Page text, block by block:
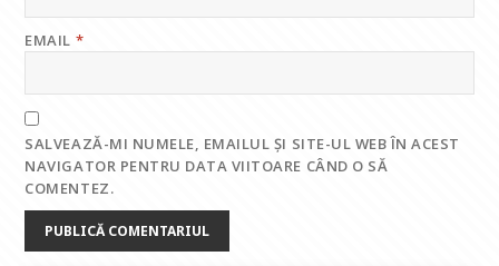
EMAIL *
SALVEAZĂ-MI NUMELE, EMAILUL ȘI SITE-UL WEB ÎN ACEST
NAVIGATOR PENTRU DATA VIITOARE CÂND O SĂ
COMENTEZ.